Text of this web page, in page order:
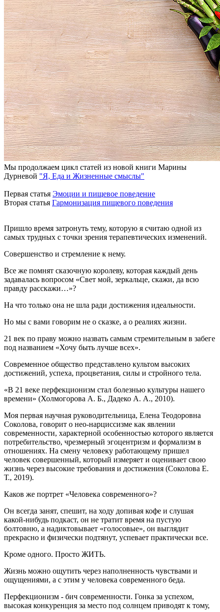
Мы продолжаем цикл статей из новой книги Марины
Дурневой "Я, Еда и Жизненные смыслы"
Первая статья Эмоции и пищевое поведение
Вторая статья Гармонизация пищевого поведения
Пришло время затронуть тему, которую я считаю одной из
самых трудных с точки зрения терапевтических изменений.
Совершенство и стремление к нему.
Все же помнят сказочную королеву, которая каждый день
задавалась вопросом «Свет мой, зеркальце, скажи, да всю
правду расскажи…»?
На что только она не шла ради достижения идеальности.
Но мы с вами говорим не о сказке, а о реалиях жизни.
21 век по праву можно назвать самым стремительным в забеге
под названием «Хочу быть лучше всех».
Современное общество представлено культом высоких
достижений, успеха, процветания, силы и стройного тела.
«В 21 веке перфекционизм стал болезнью культуры нашего
времени» (Холмогорова А. Б., Дадеко А. А., 2010).
Моя первая научная руководительница, Елена Теодоровна
Соколова, говорит о нео-нарциссизме как явлении
современности, характерной особенностью которого является
потребительство, чрезмерный эгоцентризм и формализм в
отношениях. На смену человеку работающему пришел
человек совершенный, который измеряет и оценивает свою
жизнь через высокие требования и достижения (Соколова Е.
Т., 2019).
Каков же портрет «Человека современного»?
Он всегда занят, спешит, на ходу допивая кофе и слушая
какой-нибудь подкаст, он не тратит время на пустую
болтовню, а надиктовывает «голосовые», он выглядит
прекрасно и физически подтянут, успевает практически все.
Кроме одного. Просто ЖИТЬ.
Жизнь можно ощутить через наполненность чувствами и
ощущениями, а с этим у человека современного беда.
Перфекционизм - бич современности. Гонка за успехом,
высокая конкуренция за место под солнцем приводят к тому,